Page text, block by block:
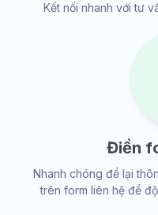
Kết nối nhanh với tư
Điền
Nhanh chóng để lại
trên form liên hệ để